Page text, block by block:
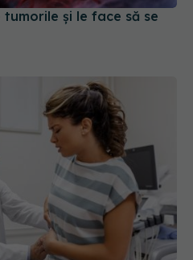
și le face să se